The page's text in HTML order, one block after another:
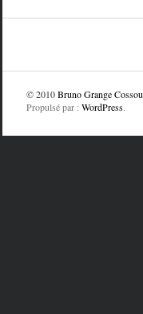
© 2010Bruno Grange Cossou
Propulsé par : WordPress.